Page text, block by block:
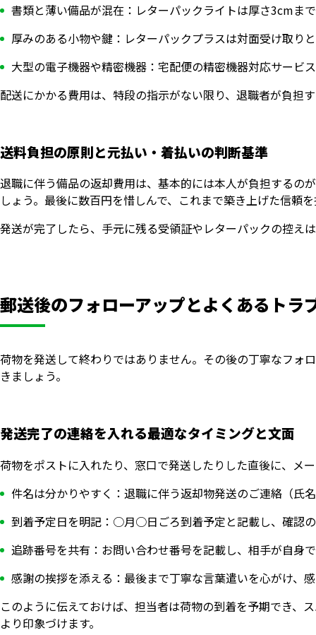
書類と薄い備品が混在：レターパックライトは厚さ3cmま
厚みのある小物や鍵：レターパックプラスは対面受け取り
大型の電子機器や精密機器：宅配便の精密機器対応サービ
配送にかかる費用は、特段の指示がない限り、退職者が負担
送料負担の原則と元払い・着払いの判断基準
退職に伴う備品の返却費用は、基本的には本人が負担するの
しょう。最後に数百円を惜しんで、これまで築き上げた信頼
発送が完了したら、手元に残る受領証やレターパックの控え
郵送後のフォローアップとよくあるトラ
荷物を発送して終わりではありません。その後の丁寧なフォ
きましょう。
発送完了の連絡を入れる最適なタイミングと文面
荷物をポストに入れたり、窓口で発送したりした直後に、メ
件名は分かりやすく：退職に伴う返却物発送のご連絡（氏
到着予定日を明記：○月○日ごろ到着予定と記載し、確認
追跡番号を共有：お問い合わせ番号を記載し、相手が自身
感謝の挨拶を添える：最後まで丁寧な言葉遣いを心がけ、
このように伝えておけば、担当者は荷物の到着を予期でき、
より印象づけます。